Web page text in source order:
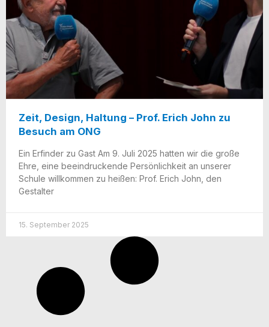
Zeit, Design, Haltung – Prof. Erich John zu
Besuch am ONG
Ein Erfin­der zu Gast Am 9. Juli 2025 hat­ten wir die gro­ße
Ehre, eine beein­dru­cken­de Per­sön­lich­keit an unse­rer
Schu­le will­kom­men zu hei­ßen: Prof. Erich John, den
Gestalter
15. September 2025